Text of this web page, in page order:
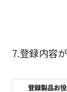
7.登録内容